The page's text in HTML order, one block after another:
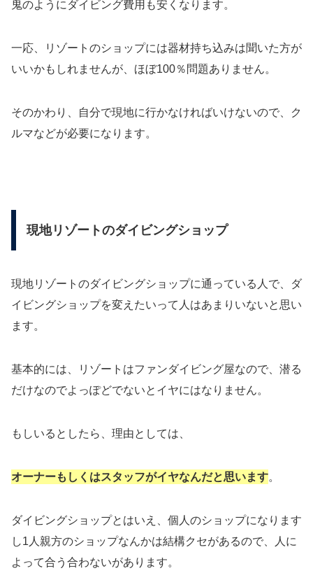
鬼のようにダイビング費用も安くなります。
一応、リゾートのショップには器材持ち込みは聞いた方が
いいかもしれませんが、ほぼ100％問題ありません。
そのかわり、自分で現地に行かなければいけないので、ク
ルマなどが必要になります。
現地リゾートのダイビングショップ
現地リゾートのダイビングショップに通っている人で、ダ
イビングショップを変えたいって人はあまりいないと思い
ます。
基本的には、リゾートはファンダイビング屋なので、潜る
だけなのでよっぽどでないとイヤにはなりません。
もしいるとしたら、理由としては、
オーナーもしくはスタッフがイヤなんだと思います。
ダイビングショップとはいえ、個人のショップになります
し1人親方のショップなんかは結構クセがあるので、人に
よって合う合わないがあります。